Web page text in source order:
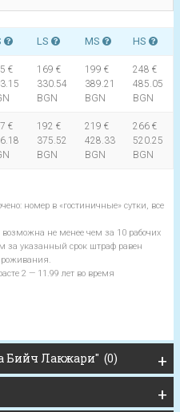
LS MS HS
€
169 €
330.54
BGN
199 €
389.21
BGN
248 €
485.05
BGN
€
192 €
375.52
BGN
219 €
428.33
BGN
266 €
520.25
BGN
номер в «гостиничные» сутки, все
не менее чем за 10 рабочих
за указанный срок штраф равен
2 — 11.99 лет во время
Бийч Лакжари" (0)